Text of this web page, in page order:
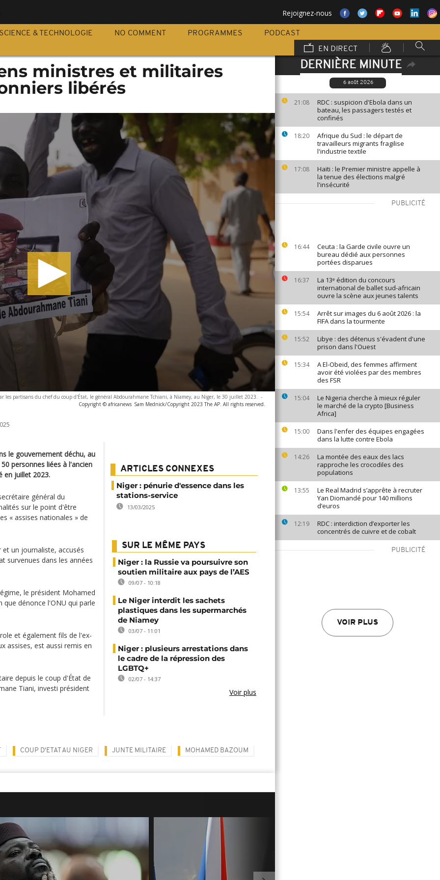
Rejoignez-nous
SCIENCE & TECHNOLOGIE NO COMMENT PROGRAMMES
PODCAST
EN DIRECT
DERNIÈRE MINUTE
6 août 2026
21:08
RDC : suspicion d'Ebola dans un
bateau, les passagers testés et
confinés
18:20
Afrique du Sud : le départ de
travailleurs migrants fragilise
l'industrie textile
17:08
Haïti : le Premier ministre appelle à
la tenue des élections malgré
l'insécurité
PUBLICITÉ
16:44
Ceuta : la Garde civile ouvre un
bureau dédié aux personnes
portées disparues
16:37
La 13ᵉ édition du concours
international de ballet sud-africain
ouvre la scène aux jeunes talents
15:54
Arrêt sur images du 6 août 2026 : la
FIFA dans la tourmente
15:52
Libye : des détenus s'évadent d'une
prison dans l'Ouest
15:34
A El-Obeid, des femmes affirment
avoir été violées par des membres
des FSR
15:04
Le Nigeria cherche à mieux réguler
le marché de la crypto [Business
Africa]
15:00
Dans l'enfer des équipes engagées
dans la lutte contre Ebola
14:26
La montée des eaux des lacs
rapproche les crocodiles des
populations
13:55
Le Real Madrid s’apprête à recruter
Yan Diomandé pour 140 millions
d’euros
12:19
RDC : interdiction d’exporter les
concentrés de cuivre et de cobalt
PUBLICITÉ
VOIR PLUS
ministres et militaires
libérés
les partisans du chef du coup d'État, le général Abdourahmane Tchiani, à Niamey, au Niger, le 30 juillet 2023. -
Copyright © africanews Sam Mednick/Copyright 2023 The AP. All rights reserved.
le gouvernement déchu, au
personnes liées à l'ancien
en juillet 2023.
général du
sur le point d'être
« assises nationales » de
un journaliste, accusés
survenues dans les années
le président Mohamed
dénonce l'ONU qui parle
et également fils de l'ex-
assises, est aussi remis en
depuis le coup d'État de
Tiani, investi président
ARTICLES CONNEXES
Niger : pénurie d'essence dans les
stations-service
13/03/2025
SUR LE MÊME PAYS
Niger : la Russie va poursuivre son
soutien militaire aux pays de l’AES
09/07 - 10:18
Le Niger interdit les sachets
plastiques dans les supermarchés
de Niamey
03/07 - 11:01
Niger : plusieurs arrestations dans
le cadre de la répression des
LGBTQ+
02/07 - 14:37
Voir plus
COUP D'ETAT AU NIGER JUNTE MILITAIRE MOHAMED BAZOUM